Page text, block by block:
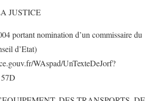
JUSTICE
portant nomination d’un commissaire du
d’Etat)
WAspad/UnTexteDeJorf?